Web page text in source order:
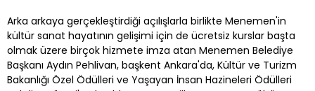
Arka arkaya gerçekleştirdiği açılışlarla birlikte Menemen'in
kültür sanat hayatının gelişimi için de ücretsiz kurslar başta
olmak üzere birçok hizmete imza atan Menemen Belediye
Başkanı Aydın Pehlivan, başkent Ankara'da, Kültür ve Turizm
Bakanlığı Özel Ödülleri ve Yaşayan İnsan Hazineleri Ödülleri